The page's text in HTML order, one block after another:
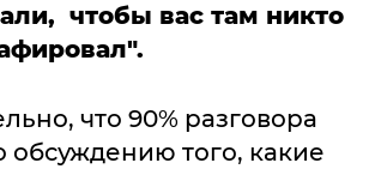
чтобы вас там никто
что 90% разговора
обсуждению того, какие